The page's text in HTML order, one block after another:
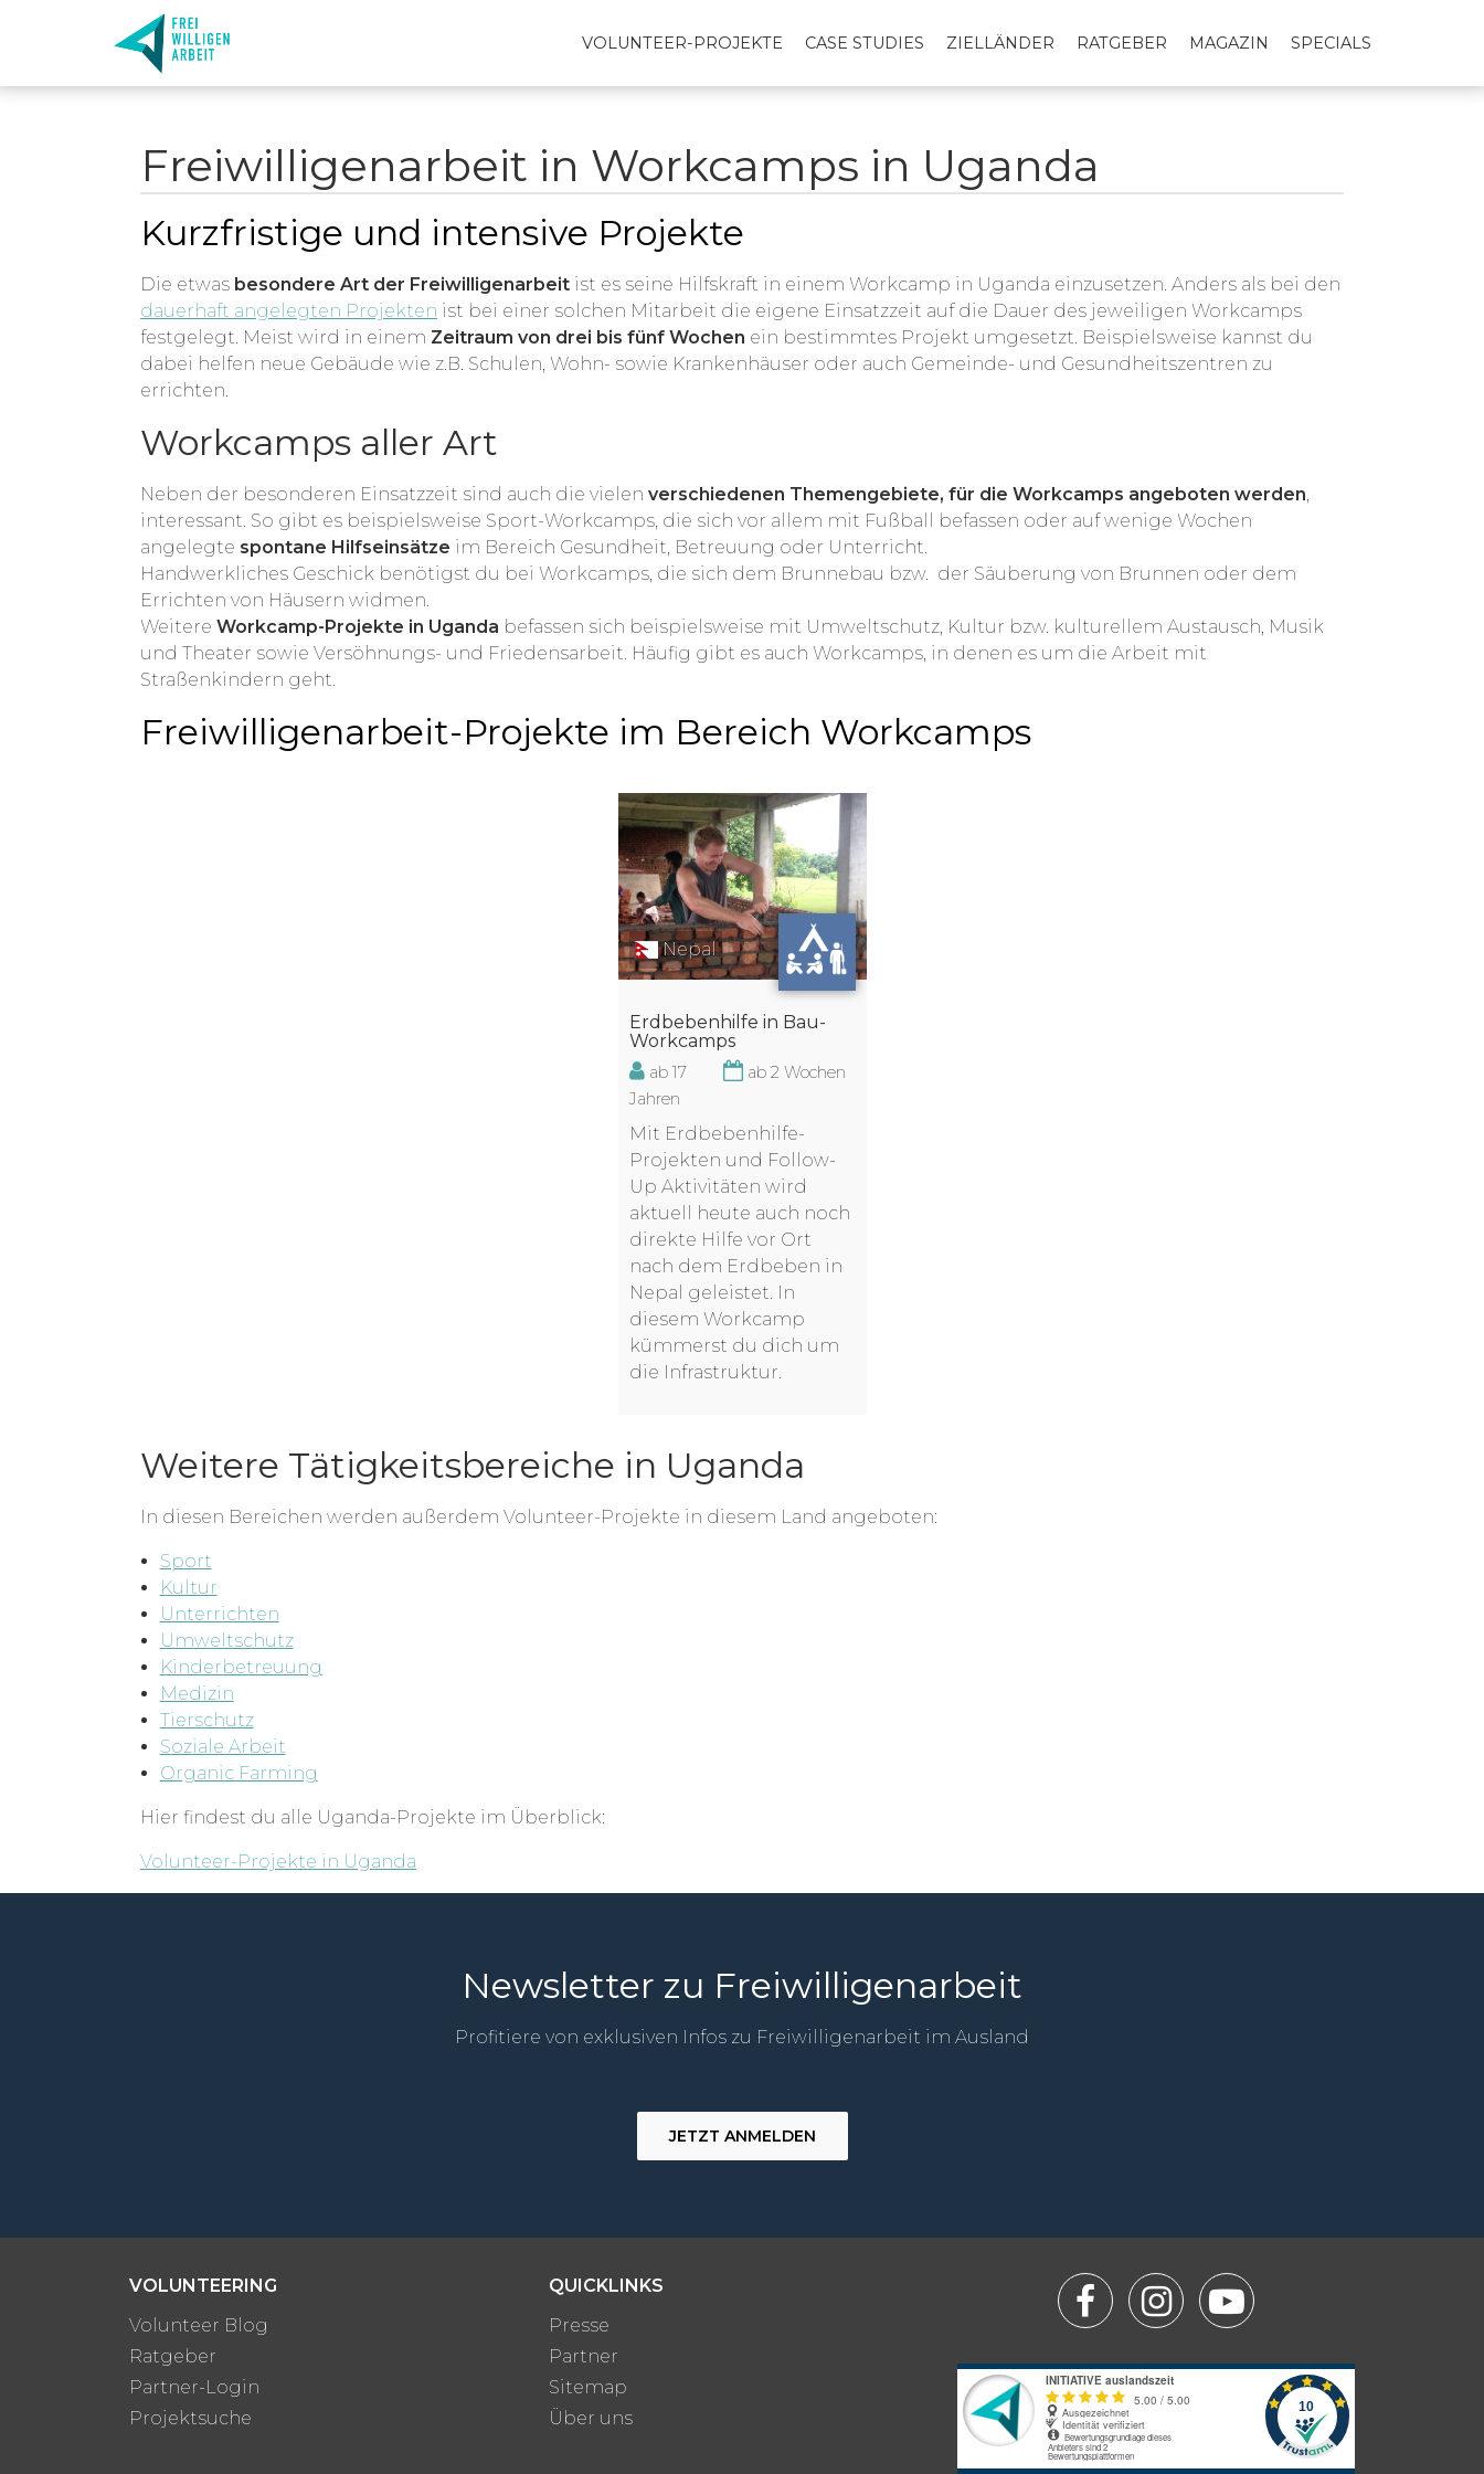
VOLUNTEER-PROJEKTE CASE STUDIES ZIELLÄNDER RATGEBER MAGAZIN SPECIALS
Freiwilligenarbeit in Workcamps in Uganda
Kurzfristige und intensive Projekte
Die etwas besondere Art der Freiwilligenarbeit ist es seine Hilfskraft in einem Workcamp in Uganda einzusetzen. Anders als bei den
dauerhaft angelegten Projekten ist bei einer solchen Mitarbeit die eigene Einsatzzeit auf die Dauer des jeweiligen Workcamps
festgelegt. Meist wird in einem Zeitraum von drei bis fünf Wochen ein bestimmtes Projekt umgesetzt. Beispielsweise kannst du
dabei helfen neue Gebäude wie z.B. Schulen, Wohn- sowie Krankenhäuser oder auch Gemeinde- und Gesundheitszentren zu
errichten.
Workcamps aller Art
Neben der besonderen Einsatzzeit sind auch die vielen verschiedenen Themengebiete, für die Workcamps angeboten werden,
interessant. So gibt es beispielsweise Sport-Workcamps, die sich vor allem mit Fußball befassen oder auf wenige Wochen
angelegte spontane Hilfseinsätze im Bereich Gesundheit, Betreuung oder Unterricht.
Handwerkliches Geschick benötigst du bei Workcamps, die sich dem Brunnebau bzw. der Säuberung von Brunnen oder dem
Errichten von Häusern widmen.
Weitere Workcamp-Projekte in Uganda befassen sich beispielsweise mit Umweltschutz, Kultur bzw. kulturellem Austausch, Musik
und Theater sowie Versöhnungs- und Friedensarbeit. Häufig gibt es auch Workcamps, in denen es um die Arbeit mit
Straßenkindern geht.
Freiwilligenarbeit-Projekte im Bereich Workcamps
Nepal
Erdbebenhilfe in Bau-
Workcamps
ab 17
Jahren
ab 2 Wochen
Mit Erdbebenhilfe-
Projekten und Follow-
Up Aktivitäten wird
aktuell heute auch noch
direkte Hilfe vor Ort
nach dem Erdbeben in
Nepal geleistet. In
diesem Workcamp
kümmerst du dich um
die Infrastruktur.
Weitere Tätigkeitsbereiche in Uganda
In diesen Bereichen werden außerdem Volunteer-Projekte in diesem Land angeboten:
Sport
Kultur
Unterrichten
Umweltschutz
Kinderbetreuung
Medizin
Tierschutz
Soziale Arbeit
Organic Farming
Hier findest du alle Uganda-Projekte im Überblick:
Volunteer-Projekte in Uganda
Newsletter zu Freiwilligenarbeit
Profitiere von exklusiven Infos zu Freiwilligenarbeit im Ausland
JETZT ANMELDEN
VOLUNTEERING
Volunteer Blog
Ratgeber
Partner-Login
Projektsuche
QUICKLINKS
Presse
Partner
Sitemap
Über uns